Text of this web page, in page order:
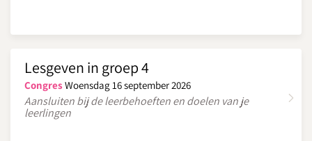
Lesgeven in groep 4
Congres Woensdag 16 september 2026
Aansluiten bij de leerbehoeften en doelen van je
leerlingen